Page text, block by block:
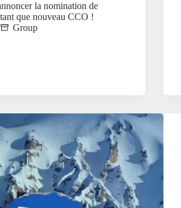
la nomination de
que nouveau CCO !
Group